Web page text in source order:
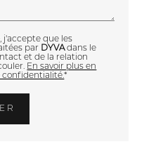
j'accepte que les
par DYVAdans le
et de la relation
En savoir plus en
confidentialité.*